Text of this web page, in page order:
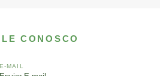
CONOSCO
MAIL